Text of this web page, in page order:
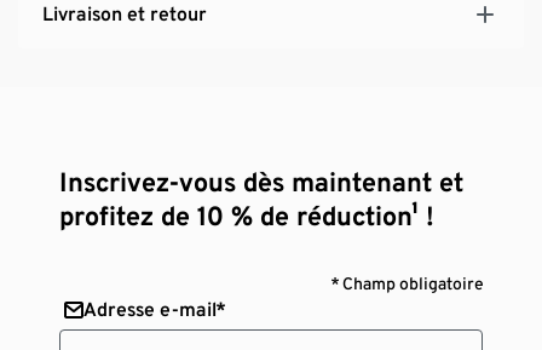
Livraison et retour
Inscrivez-vous dès maintenant et
profitez de 10 % de réduction¹ !
* Champ obligatoire
Adresse e-mail*